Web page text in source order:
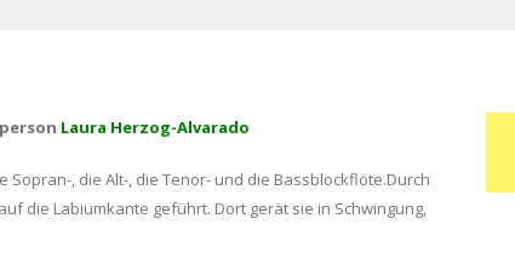
Laura Herzog-Alvarado
, die Alt-, die Tenor- und die Bassblockflöte.Durch
die Labiumkante geführt. Dort gerät sie in Schwingung,